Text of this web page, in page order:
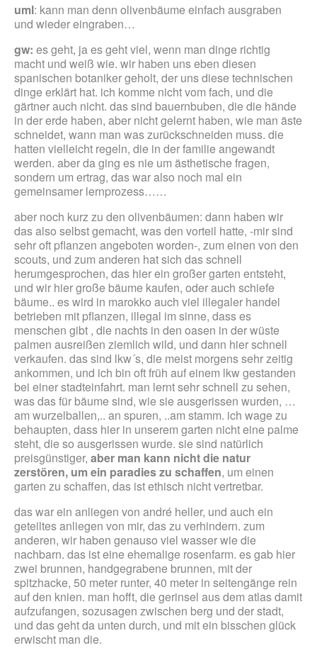
uml: kann man denn olivenbäume einfach ausgraben
und wieder eingraben…
gw: es geht, ja es geht viel, wenn man dinge richtig
macht und weiß wie. wir haben uns eben diesen
spanischen botaniker geholt, der uns diese technischen
dinge erklärt hat. ich komme nicht vom fach, und die
gärtner auch nicht. das sind bauernbuben, die die hände
in der erde haben, aber nicht gelernt haben, wie man äste
schneidet, wann man was zurückschneiden muss. die
hatten vielleicht regeln, die in der familie angewandt
werden. aber da ging es nie um ästhetische fragen,
sondern um ertrag, das war also noch mal ein
gemeinsamer lernprozess……
aber noch kurz zu den olivenbäumen: dann haben wir
das also selbst gemacht, was den vorteil hatte, -mir sind
sehr oft pflanzen angeboten worden-, zum einen von den
scouts, und zum anderen hat sich das schnell
herumgesprochen, das hier ein großer garten entsteht,
und wir hier große bäume kaufen, oder auch schiefe
bäume.. es wird in marokko auch viel illegaler handel
betrieben mit pflanzen, illegal im sinne, dass es
menschen gibt , die nachts in den oasen in der wüste
palmen ausreißen ziemlich wild, und dann hier schnell
verkaufen. das sind lkw´s, die meist morgens sehr zeitig
ankommen, und ich bin oft früh auf einem lkw gestanden
bei einer stadteinfahrt. man lernt sehr schnell zu sehen,
was das für bäume sind, wie sie ausgerissen wurden, …
am wurzelballen,.. an spuren, ..am stamm. ich wage zu
behaupten, dass hier in unserem garten nicht eine palme
steht, die so ausgerissen wurde. sie sind natürlich
preisgünstiger, aber man kann nicht die natur
zerstören, um ein paradies zu schaffen, um einen
garten zu schaffen, das ist ethisch nicht vertretbar.
das war ein anliegen von andré heller, und auch ein
geteiltes anliegen von mir, das zu verhindern. zum
anderen, wir haben genauso viel wasser wie die
nachbarn. das ist eine ehemalige rosenfarm. es gab hier
zwei brunnen, handgegrabene brunnen, mit der
spitzhacke, 50 meter runter, 40 meter in seitengänge rein
auf den knien. man hofft, die gerinsel aus dem atlas damit
aufzufangen, sozusagen zwischen berg und der stadt,
und das geht da unten durch, und mit ein bisschen glück
erwischt man die.